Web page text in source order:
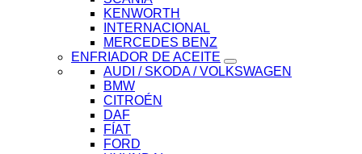
KENWORTH
INTERNACIONAL
MERCEDES BENZ
ENFRIADOR DE ACEITE
AUDI / SKODA / VOLKSWAGEN
BMW
CITROÉN
DAF
FÍAT
FORD